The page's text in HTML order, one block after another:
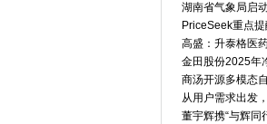
湖南省气象局启
PriceSeek重点
高盛：升泰格医
金田股份2025年
商汤开源多模态
从用户需求出发
董宇辉携“与辉同